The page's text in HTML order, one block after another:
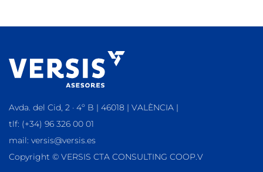
Avda. del Cid, 2 · 4º B | 46018 | VALÈNCIA |
tlf: (+34) 96 326 00 01
mail: versis@versis.es
Copyright © VERSIS CTA CONSULTING COOP.V